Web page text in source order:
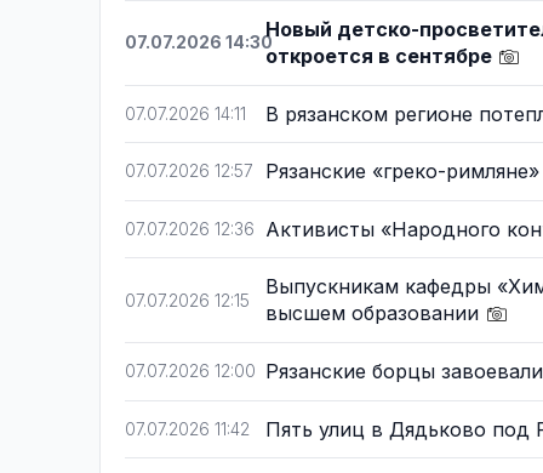
07.07.2026 14:30
Новый детско-
откроется в сентябре
07.07.2026 14:11 В рязанском регионе
07.07.2026 12:57 Рязанские «греко-
07.07.2026 12:36 Активисты «Народного
07.07.2026 12:15
Выпускникам кафедры
высшем образовании
07.07.2026 12:00 Рязанские борцы
07.07.2026 11:42 Пять улиц в Дядьково под